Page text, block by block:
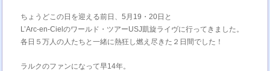
ちょうどこの日を迎える前日、5月19・20日と
L’Arc-en-Cielのワールド・ツアーUSJ凱旋ライヴに行ってきました。
各日５万人の人たちと一緒に熱狂し燃え尽きた２日間でした！
ラルクのファンになって早14年。